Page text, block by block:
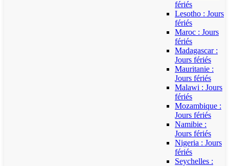
fériés
Lesotho : Jours
fériés
Maroc : Jours
fériés
Madagascar :
Jours fériés
Mauritanie :
Jours fériés
Malawi : Jours
fériés
Mozambique :
Jours fériés
Namibie :
Jours fériés
Nigeria : Jours
fériés
Seychelles :